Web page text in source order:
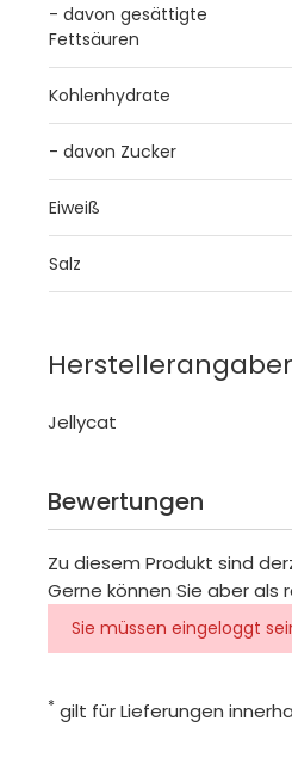
- davon gesättigte
Fettsäuren
Kohlenhydrate
- davon Zucker
Eiweiß
Salz
Jellycat
Bewertungen
Zu diesem Produkt sind
Gerne können Sie aber als
Sie müssen eingeloggt
* gilt für Lieferungen